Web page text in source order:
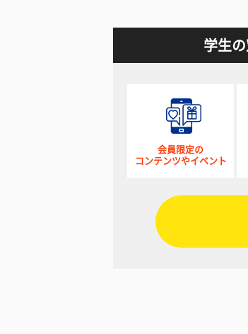
学生
会員限定の
コンテンツやイベント